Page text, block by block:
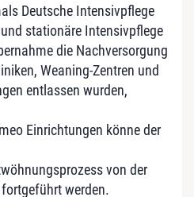
Deutsche Intensivpflege
stationäre Intensivpflege
die Nachversorgung
Weaning-Zentren und
entlassen wurden,
Einrichtungen könne der
von der
werden.